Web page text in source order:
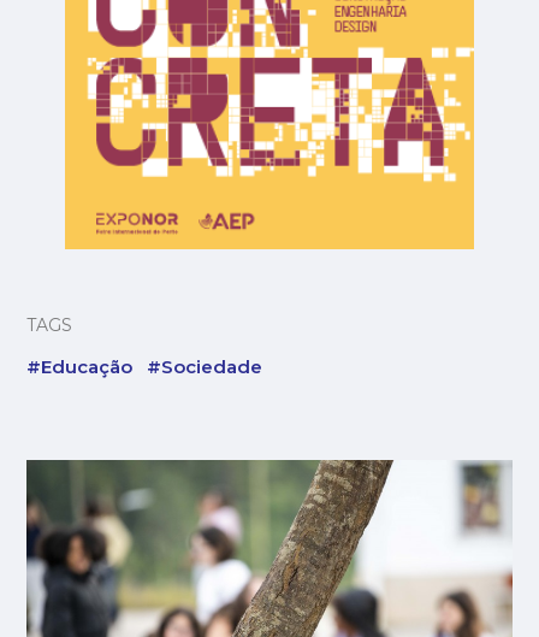
TAGS
#Educação #Sociedade